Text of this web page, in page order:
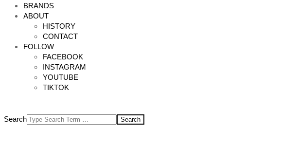
BRANDS
ABOUT
HISTORY
CONTACT
FOLLOW
FACEBOOK
INSTAGRAM
YOUTUBE
TIKTOK
Search